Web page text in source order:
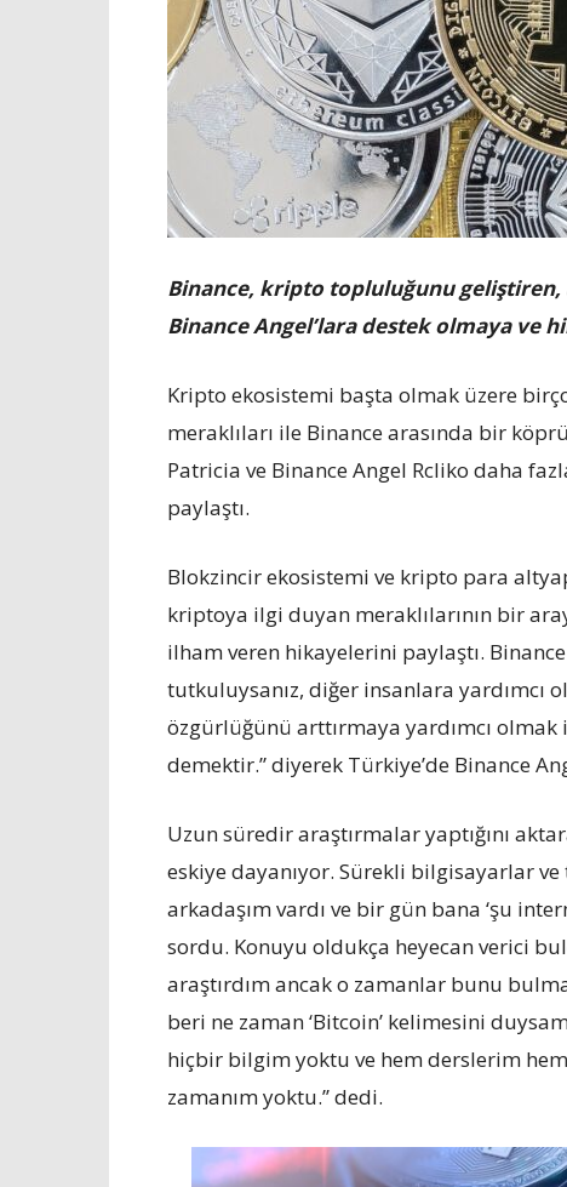
Binance, kripto topluluğunu
Binance Angel’lara destek olmaya ve
Kripto ekosistemi başta olmak üzere
meraklıları ile Binance arasında bir
Patricia ve Binance Angel Rcliko daha
paylaştı.
Blokzincir ekosistemi ve kripto para
kriptoya ilgi duyan meraklılarının bir
ilham veren hikayelerini paylaştı.
tutkuluysanız, diğer insanlara yardımcı
özgürlüğünü arttırmaya yardımcı olmak
demektir.” diyerek Türkiye’de Binance
Uzun süredir araştırmalar yaptığını
eskiye dayanıyor. Sürekli bilgisayarlar
arkadaşım vardı ve bir gün bana ‘şu
sordu. Konuyu oldukça heyecan verici
araştırdım ancak o zamanlar bunu
beri ne zaman ‘Bitcoin’ kelimesini
hiçbir bilgim yoktu ve hem derslerim
zamanım yoktu.’’ dedi.